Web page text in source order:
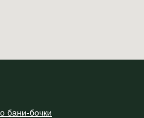
бани-бочки